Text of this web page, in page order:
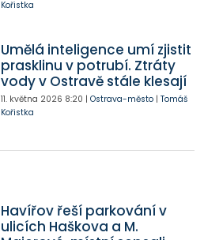
Kořistka
Umělá inteligence umí zjistit
prasklinu v potrubí. Ztráty
vody v Ostravě stále klesají
11. května 2026 8:20 | Ostrava-město| Tomáš
Kořistka
Havířov řeší parkování v
ulicích Haškova a M.